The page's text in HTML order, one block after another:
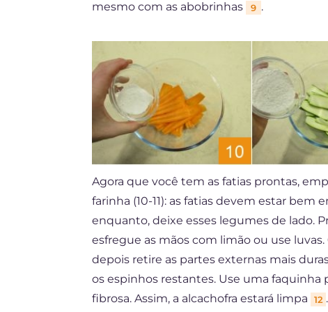
mesmo com as abobrinhas 9 .
Agora que você tem as fatias prontas,
farinha (10-11): as fatias devem estar bem
enquanto, deixe esses legumes de lado.
esfregue as mãos com limão ou use
depois retire as partes externas mais
os espinhos restantes. Use uma
fibrosa. Assim, a alcachofra estará limpa
12 .